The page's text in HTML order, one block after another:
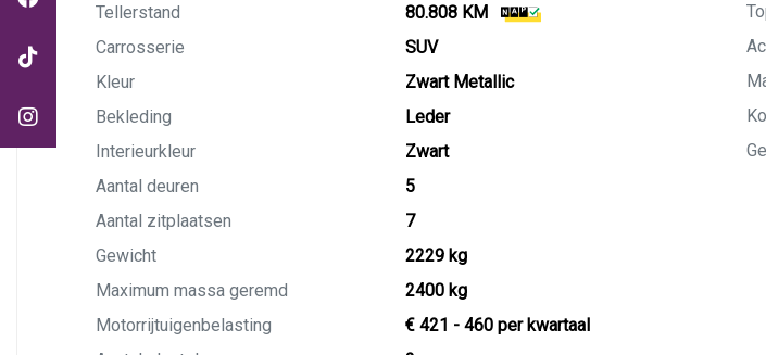
Tellerstand
80.808 KM
Carrosserie
SUV
Kleur
Zwart Metallic
Bekleding
Leder
Interieurkleur
Zwart
Aantal deuren
5
Aantal zitplaatsen
7
Gewicht
2229 kg
Maximum massa geremd
2400 kg
Motorrijtuigenbelasting
€ 421 - 460 per kwartaal